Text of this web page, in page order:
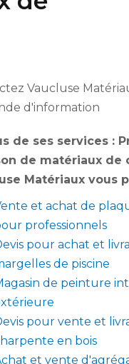
Vaucluse
d'information
de ses services :
de matériaux de
Matériaux vous
et achat de
professionnels
pour achat et
de piscine
de peinture
pour vente et
en bois
et vente